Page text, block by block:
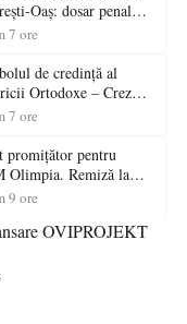
Oaș: dosar penal
un control al
7 ore
de credinţă al
Ortodoxe – Crezul
7 ore
promițător pentru
Olimpia. Remiză la
în debutul
9 ore